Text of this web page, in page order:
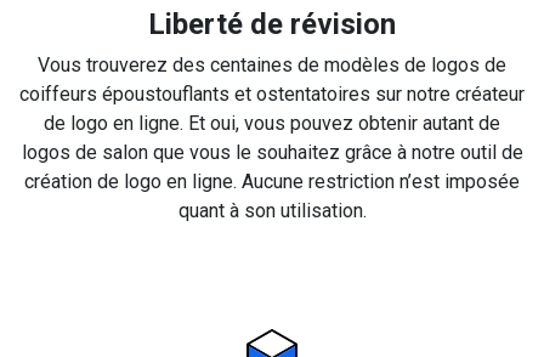
Liberté de révision
Vous trouverez des centaines de modèles de logos de
coiffeurs époustouflants et ostentatoires sur notre créateur
de logo en ligne. Et oui, vous pouvez obtenir autant de
logos de salon que vous le souhaitez grâce à notre outil de
création de logo en ligne. Aucune restriction n’est imposée
quant à son utilisation.